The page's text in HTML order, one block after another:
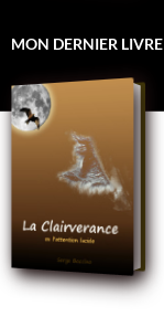
MON DERNIER LIVRE